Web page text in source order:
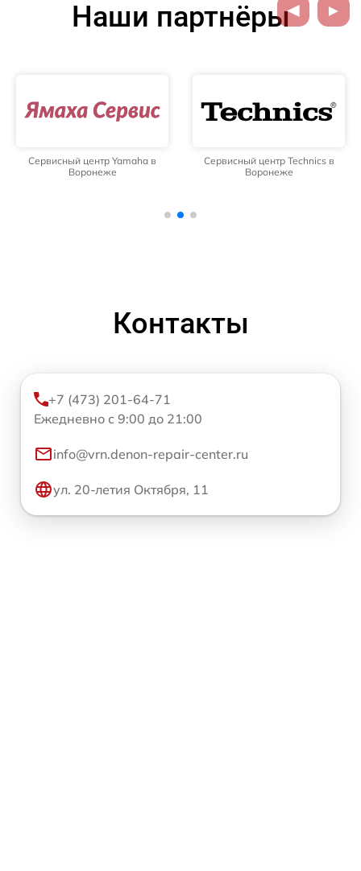
Наши партнёры
Сервисный центр Yamaha в
Воронеже
Сервисный центр Technics в
Воронеже
Контакты
+7 (473) 201-64-71
Ежедневно с 9:00 до 21:00
info@vrn.denon-repair-center.ru
ул. 20-летия Октября, 11